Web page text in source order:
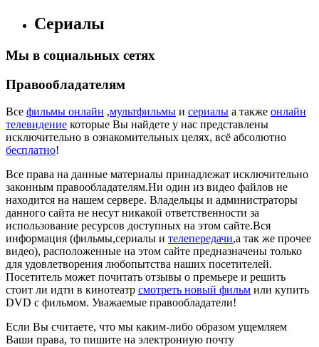
Сериалы
Мы в социальных сетях
Правообладателям
Все фильмы онлайн ,мультфильмы и сериалы а также онлайн
телевидение которые Вы найдете у нас представлены
исключительно в ознакомительных целях, всё абсолютно
бесплатно!
Все права на данные материалы принадлежат исключительно
законным правообладателям.Ни один из видео файлов не
находится на нашем сервере. Владельцы и администраторы
данного сайта не несут никакой ответственности за
использование ресурсов доступных на этом сайте.Вся
информация (фильмы,сериалы и телепередачи,а так же прочее
видео), расположенные на этом сайте предназначены только
для удовлетворения любопытства наших посетителей.
Посетитель может почитать отзывы о премьере и решить
стоит ли идти в кинотеатр смотреть новый фильм или купить
DVD с фильмом. Уважаемые правообладатели!
Если Вы считаете, что мы каким-либо образом ущемляем
Ваши права, то пишите на электронную почту